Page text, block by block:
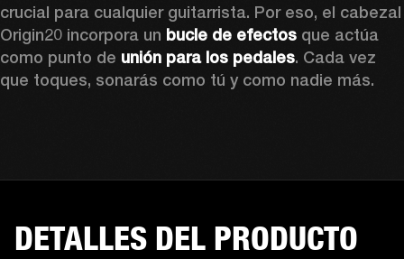
crucial para cualquier guitarrista. Por eso, el cabezal
Origin20 incorpora un bucle de efectos que actúa
como punto de unión para los pedales. Cada vez
que toques, sonarás como tú y como nadie más.
DETALLES DEL PRODUCTO